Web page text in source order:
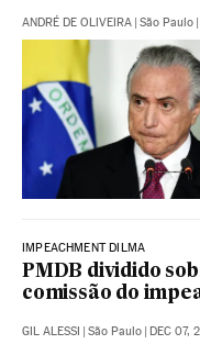
ANDRÉ DE OLIVEIRA | São Paulo |
IMPEACHMENT DILMA
PMDB dividido
comissão do
GIL ALESSI | São Paulo | DEC 07,